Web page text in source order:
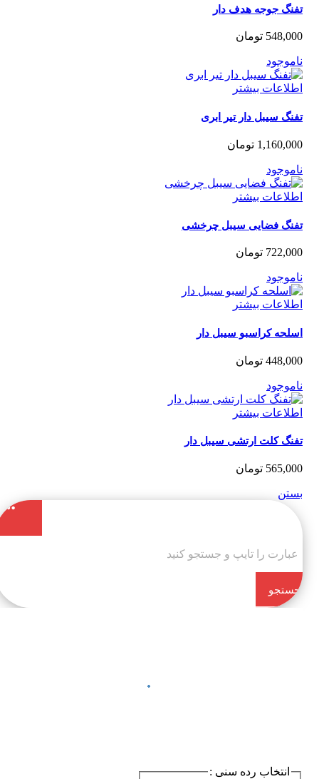
انتخاب رده سنی :
جوجه هدف دار
تومان
بیشتر
سیبل دار تیر ابری
تومان
بیشتر
فضایی سیبل چرخشی
تومان
بیشتر
کراسبو سیبل دار
تومان
بیشتر
کلت ارتشی سیبل دار
تومان